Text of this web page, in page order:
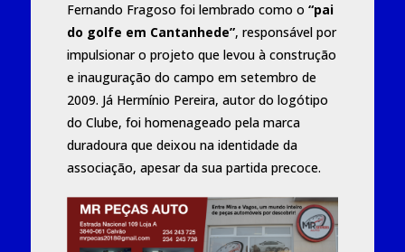
Fernando Fragoso foi lembrado como o “pai
do golfe em Cantanhede”, responsável por
impulsionar o projeto que levou à construção
e inauguração do campo em setembro de
2009. Já Hermínio Pereira, autor do logótipo
do Clube, foi homenageado pela marca
duradoura que deixou na identidade da
associação, apesar da sua partida precoce.